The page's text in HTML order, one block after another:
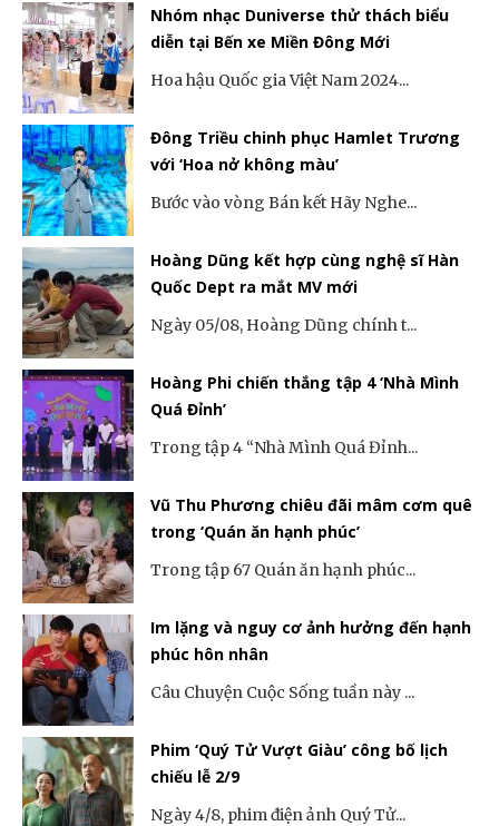
Nhóm nhạc Duniverse thử thách biểu
diễn tại Bến xe Miền Đông Mới
Hoa hậu Quốc gia Việt Nam 2024...
Đông Triều chinh phục Hamlet Trương
với ‘Hoa nở không màu’
Bước vào vòng Bán kết Hãy Nghe...
Hoàng Dũng kết hợp cùng nghệ sĩ Hàn
Quốc Dept ra mắt MV mới
Ngày 05/08, Hoàng Dũng chính t...
Hoàng Phi chiến thắng tập 4 ‘Nhà Mình
Quá Đỉnh’
Trong tập 4 “Nhà Mình Quá Đỉnh...
Vũ Thu Phương chiêu đãi mâm cơm quê
trong ‘Quán ăn hạnh phúc’
Trong tập 67 Quán ăn hạnh phúc...
Im lặng và nguy cơ ảnh hưởng đến hạnh
phúc hôn nhân
Câu Chuyện Cuộc Sống tuần này ...
Phim ‘Quý Tử Vượt Giàu’ công bố lịch
chiếu lễ 2/9
Ngày 4/8, phim điện ảnh Quý Tử...